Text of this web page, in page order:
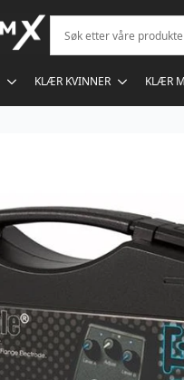
KLÆR KVINNER KLÆR